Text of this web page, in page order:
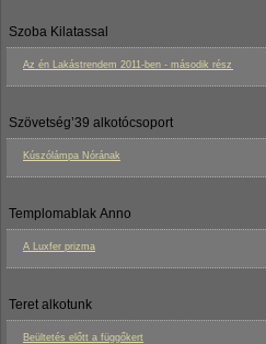
Szoba Kilatassal
Az én Lakástrendem 2011-ben - második rész
Szövetség’39 alkotócsoport
Kúszólámpa Nórának
Templomablak Anno
A Luxfer prizma
Teret alkotunk
Beültetés előtt a függőkert